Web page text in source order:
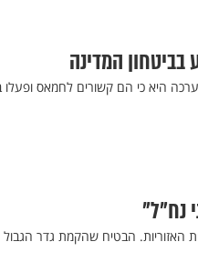
היא כי הם קשורים לחמאס ופעלו
נח"ל"
האזוריות. הבטיח שהקמת גדר